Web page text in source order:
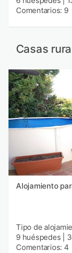
Comentarios: 9
Casas
Alojamiento
Tipo de
9 huéspedes
Comentarios: 4